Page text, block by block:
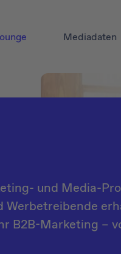
Mediadaten
und Media-
Werbetreibende
B2B-Marketing –